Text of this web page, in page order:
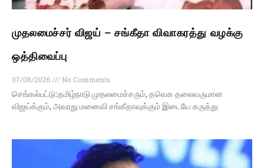
முதலமைச்சர் விஜய் – சங்கீதா விவாகரத்து வழக்கு
ஒத்திவைப்பு
07/08/2026
No Comments
செங்கல்பட்டு:தமிழ்நாடு முதலமைச்சரும், தவெக தலைவருமான
விஜய்க்கும், அவரது மனைவி சங்கீதாவுக்கும் இடையே கருத்து